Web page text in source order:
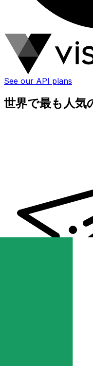
See our API plans
世界で最も人気